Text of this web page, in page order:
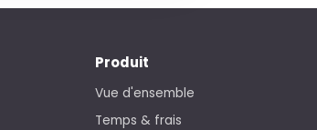
Produit
Vue d'ensemble
Temps & frais